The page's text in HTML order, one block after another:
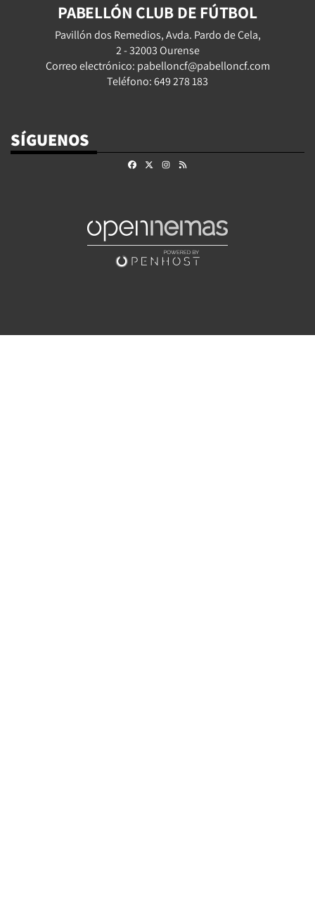
PABELLÓN CLUB DE FÚTBOL
Pavillón dos Remedios, Avda. Pardo de Cela,
2 - 32003 Ourense
Correo electrónico: pabelloncf@pabelloncf.com
Teléfono: 649 278 183
SÍGUENOS
FacebookInstagram